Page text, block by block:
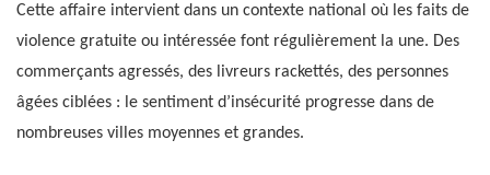
Cette affaire intervient dans un contexte national où les faits de
violence gratuite ou intéressée font régulièrement la une. Des
commerçants agressés, des livreurs rackettés, des personnes
âgées ciblées : le sentiment d’insécurité progresse dans de
nombreuses villes moyennes et grandes.